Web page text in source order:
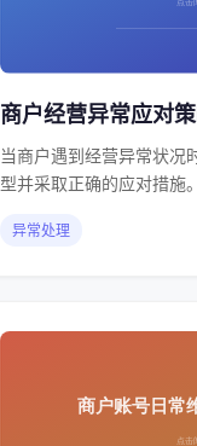
商户经营异常应对
当商户遇到经营异常状况
型并采取正确的应对措施。
异常处理